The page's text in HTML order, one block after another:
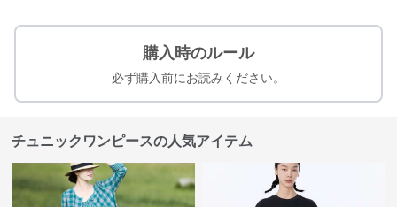
購入時のルール
必ず購入前にお読みください。
チュニックワンピースの人気アイテム